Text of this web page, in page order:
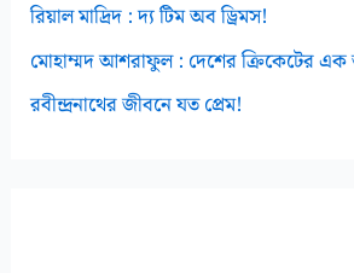
রিয়াল মাদ্রিদ : দ্য টিম অব ড্রিমস!
মোহাম্মদ আশরাফুল : দেশের ক্রিকেটের
রবীন্দ্রনাথের জীবনে যত প্রেম!